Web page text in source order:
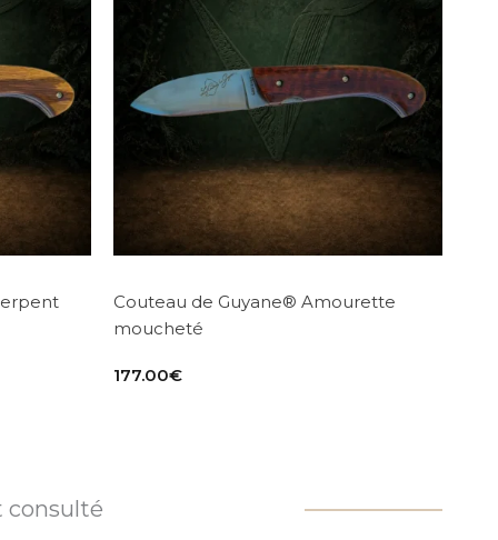
Couteau de Guyane® Amourette
moucheté
177.00€
consulté